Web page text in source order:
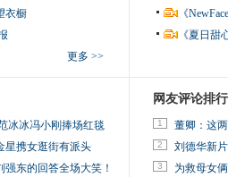
衣橱
更多 >>
《
《夏日
冰冰冯小刚捧场红毯
星携女逛街有派头
东的回答全场大笑！
网友评论排行
1 董卿：这
2 刘德华新
3 为救母女